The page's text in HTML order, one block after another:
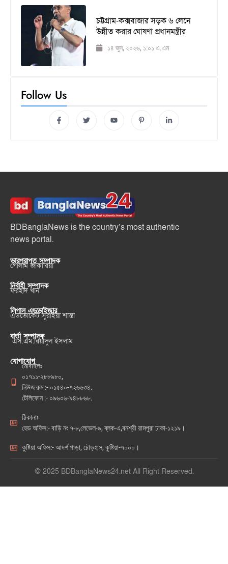
চট্টগ্রাম-কক্সবাজার সড়ক ৬ লেনে
উন্নীত করার ঘোষণা প্রধানমন্ত্রীর
১৪ জুন, ২০২৬, ১:০১ এ.এম
Follow Us
BDBanglaNews is the country’s most authentic
news portal.
ভারপ্রাপ্ত সম্পাদক
গোলাম জাকারিয়া
নির্বাহী সম্পাদক
ফরহাদ খান
লিগাল এডভাইজার
এডভোকেট সুরাইয়া শান্তা
বার্তা সম্পাদক
এস.এম.রিয়াদুল ইসলাম
যোগাযোগ
মোবাইলঃ
০১৭১১-২৮৮৯৮০,
নিউজ রুম :- ০১৫৪০-৭২৬৬৩৪.
টেলিফোন :- ০৯৬০৬-৯৪৮৮৬৮.
ঠিকানাঃ
হেড অফিস:- বাড়ি নং ৭-৮,লেভেল-৯, ব্লক-এ,বনশ্রী রামপুরা ঢাকা-১২১৯।
কুষ্টিয়া অফিস:- আদর্শ পাড়া, চৌড়হাস, কুষ্টিয়া-৭০০০।
© 2025 BDBanglaNews24.net All Right Reserved.